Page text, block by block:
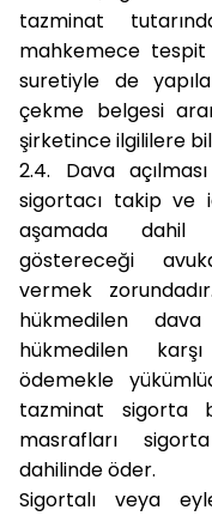
tazminat
mahkemece
suretiyle de
çekme belgesi
şirketince ilgililere
2.4. Dava
sigortacı takip ve
aşamada dahil
göstereceği
vermek
hükmedilen
hükmedilen
ödemekle
tazminat sigorta
masrafları
dahilinde öder.
Sigortalı veya